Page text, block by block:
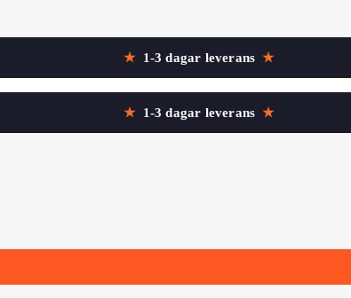
★ 1-3 dagar leverans ★
★ 1-3 dagar leverans ★